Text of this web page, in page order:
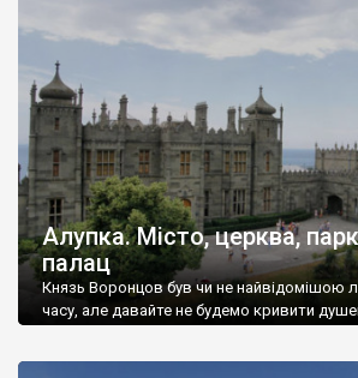
Алупка. Місто, церква,
палац
Князь Воронцов був чи не найвідомішою
часу, але давайте не будемо кривити